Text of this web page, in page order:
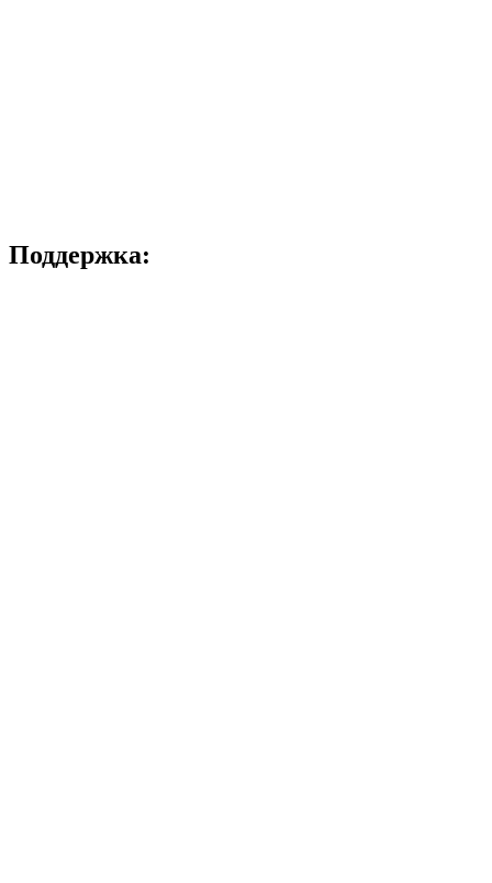
Поддержка: